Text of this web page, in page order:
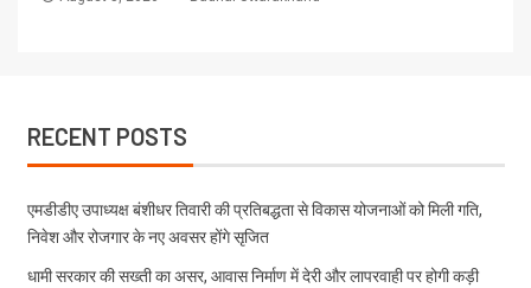
RECENT POSTS
एमडीडीए उपाध्यक्ष बंशीधर तिवारी की प्रतिबद्धता से विकास योजनाओं को मिली गति,
निवेश और रोजगार के नए अवसर होंगे सृजित
धामी सरकार की सख्ती का असर, आवास निर्माण में देरी और लापरवाही पर होगी कड़ी